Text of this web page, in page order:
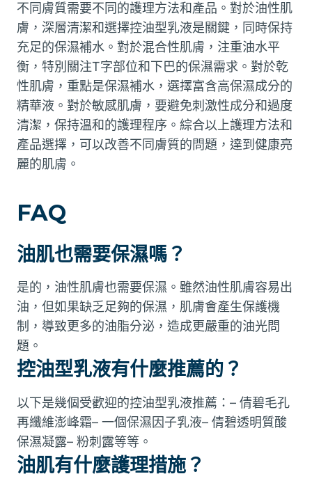
不同膚質需要不同的護理方法和產品。對於油性肌
膚，深層清潔和選擇控油型乳液是關鍵，同時保持
充足的保濕補水。對於混合性肌膚，注重油水平
衡，特別關注T字部位和下巴的保濕需求。對於乾
性肌膚，重點是保濕補水，選擇富含高保濕成分的
精華液。對於敏感肌膚，要避免刺激性成分和過度
清潔，保持溫和的護理程序。綜合以上護理方法和
產品選擇，可以改善不同膚質的問題，達到健康亮
麗的肌膚。
FAQ
油肌也需要保濕嗎？
是的，油性肌膚也需要保濕。雖然油性肌膚容易出
油，但如果缺乏足夠的保濕，肌膚會產生保護機
制，導致更多的油脂分泌，造成更嚴重的油光問
題。
控油型乳液有什麼推薦的？
以下是幾個受歡迎的控油型乳液推薦：– 倩碧毛孔
再纖維澎峰霜– 一個保濕因子乳液– 倩碧透明質酸
保濕凝露– 粉刺露等等。
油肌有什麼護理措施？